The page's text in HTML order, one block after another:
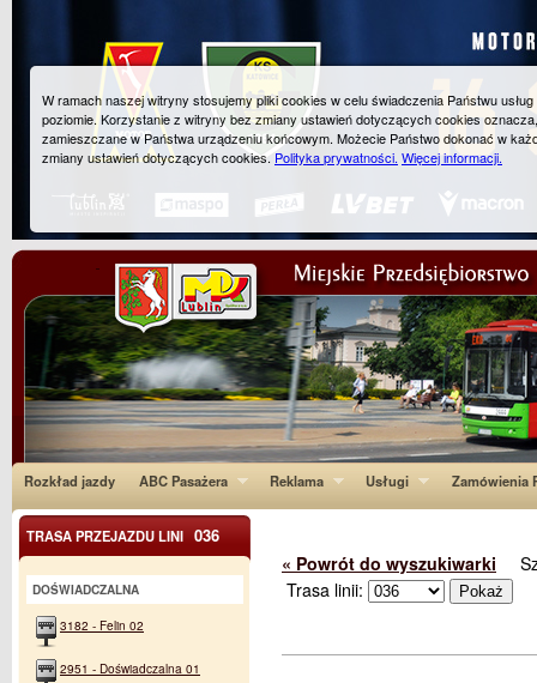
Rozkład jazdy ABC Pasażera Reklama Usługi Zamówienia
« Powrót do wyszukiwarki
Trasa linii:
TRASA PRZEJAZDU LINI 036
DOŚWIADCZALNA
3182 - Felin 02
2951 - Doświadczalna 01
W ramach naszej witryny stosujemy pliki cookies w celu świadczenia Państwu
poziomie. Korzystanie z witryny bez zmiany ustawień dotyczących cookies
zamieszczane w Państwa urządzeniu końcowym. Możecie Państwo dokonać w
zmiany ustawień dotyczących cookies.Polityka prywatności. Więcej informacji.